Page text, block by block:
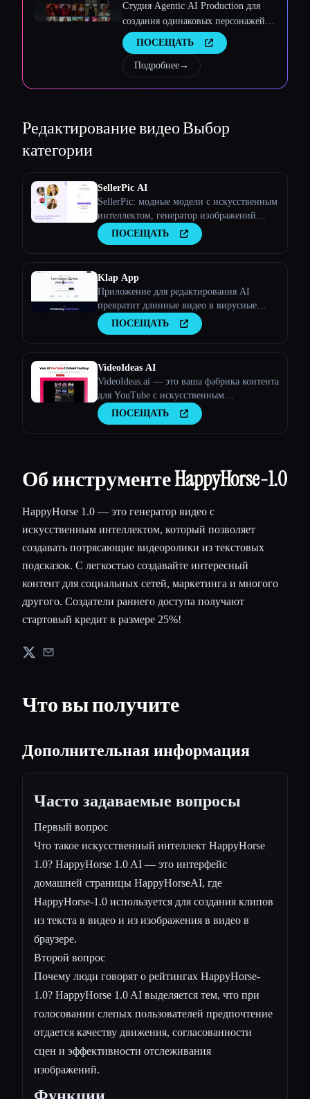
Esc
Студия Agentic AI Production для
создания одинаковых персонажей,
рабочих процессов и видео
ПОСЕЩАТЬ
Подробнее→
Редактирование видеоВыбор
категории
SellerPic AI
SellerPic: модные модели с искусственным
интеллектом, генератор изображений
продуктов и видео
ПОСЕЩАТЬ
Klap App
Приложение для редактирования AI
превратит длинные видео в вирусные
клипыПОСЕЩАТЬ
VideoIdeas AI
VideoIdeas.ai — это ваша фабрика контента
для YouTube с искусственным
интеллектом. Создавайте полезные для
вирусов сценарии, свежие идеи для видео
ПОСЕЩАТЬ
Об инструменте HappyHorse-1.0
HappyHorse 1.0 — это генератор видео с
искусственным интеллектом, который позволяет
создавать потрясающие видеоролики из текстовых
подсказок. С легкостью создавайте интересный
контент для социальных сетей, маркетинга и многого
другого. Создатели раннего доступа получают
стартовый кредит в размере 25%!
Что вы получите
Дополнительная информация
Часто задаваемые вопросы
Первый вопрос
Что такое искусственный интеллект HappyHorse
1.0? HappyHorse 1.0 AI — это интерфейс
домашней страницы HappyHorseAI, где
HappyHorse-1.0 используется для создания клипов
из текста в видео и из изображения в видео в
браузере.
Второй вопрос
Почему люди говорят о рейтингах HappyHorse-
1.0? HappyHorse 1.0 AI выделяется тем, что при
голосовании слепых пользователей предпочтение
отдается качеству движения, согласованности
сцен и эффективности отслеживания
изображений.